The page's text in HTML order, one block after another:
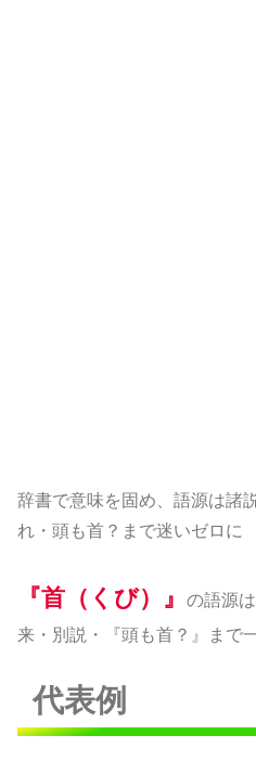
辞書で意味を固め、語源は諸
れ・頭も首？まで迷いゼロに
『首（くび）』 の語源は
来・別説・『頭も首？』まで
代表例